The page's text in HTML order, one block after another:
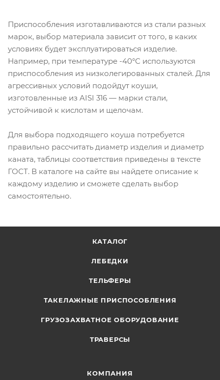
Приспособления изготавливаются из стали разных
марок, выбор материала зависит от того, в каких
условиях будет эксплуатироваться изделие.
Например, при температуре -40°С используются
приспособления из низколегированных сталей. Для
агрессивных условий подойдут коуши,
изготовленные из AISI 316 — марки стали,
устойчивой к кислотам и щелочам.
Для выбора подходящего коуша потребуется
правильно рассчитать диаметр изделия и диаметр
каната, таблицы соответствия приведены в тексте
ГОСТ. В каталоге на сайте вы найдете описание к
каждому изделию и сможете сделать выбор
самостоятельно.
КАТАЛОГ
ЛЕБЕДКИ
ТЕЛЬФЕРЫ
ТАКЕЛАЖНЫЕ ПРИСПОСОБЛЕНИЯ
ГРУЗОЗАХВАТНОЕ ОБОРУДОВАНИЕ
ТРАВЕРСЫ
КОМПАНИЯ